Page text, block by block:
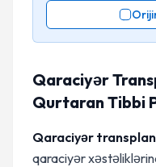
Qaraciyər
Qurtaran Tibbi
Qaraciyər
qaraciyər